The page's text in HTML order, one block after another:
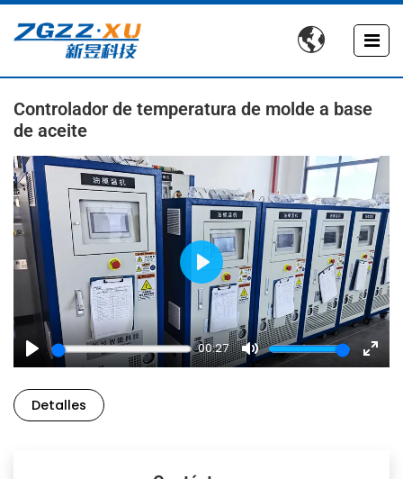

Controlador de temperatura de molde a base
de aceite
Play
00:27
Mute
Enter
Play
Detalles